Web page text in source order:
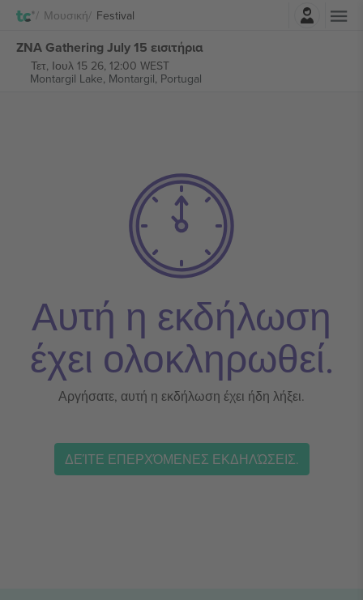
Μουσική Festival
ZNA Gathering July 15 εισιτήρια
Τετ, Ιουλ 15 26, 12:00 WEST
Montargil Lake, Montargil, Portugal
Αυτή η εκδήλωση
έχει ολοκληρωθεί.
Αργήσατε, αυτή η εκδήλωση έχει ήδη λήξει.
ΔΕΊΤΕ ΕΠΕΡΧΌΜΕΝΕΣ ΕΚΔΗΛΏΣΕΙΣ.